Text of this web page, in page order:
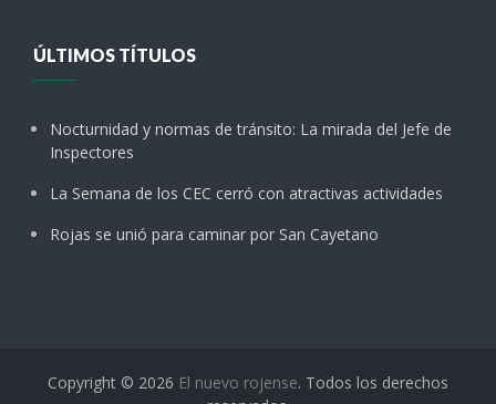
ÚLTIMOS TÍTULOS
Nocturnidad y normas de tránsito: La mirada del Jefe de
Inspectores
La Semana de los CEC cerró con atractivas actividades
Rojas se unió para caminar por San Cayetano
Copyright © 2026 El nuevo rojense. Todos los derechos